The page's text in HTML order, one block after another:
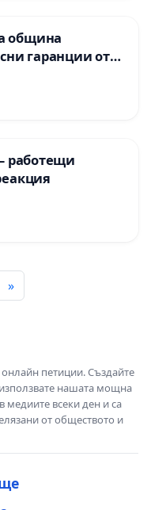
община
гаранции от
че ще се
норми!
работещи
»
петиции. Създайте
нашата мощна
медиите всеки ден и са
от обществото и